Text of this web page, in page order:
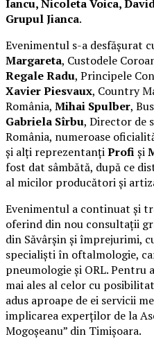
Iancu, Nicoleta Voica,
Grupul Jianca.
Evenimentul s-a desfășurat
Margareta, Custodele
Regale Radu, Principele
Xavier Piesvaux, Country
România, Mihai Spulber,
Gabriela Sîrbu, Director de
România, numeroase
și alți reprezentanțiProfiși
fost dat sâmbătă, după ce
al micilor producători și
Evenimentul a continuat și
oferind din nou consultații
din Săvârșin și împrejurimi,
specialiști în oftalmologie,
pneumologie și ORL.
mai ales al celor cu
adus aproape de ei servicii
implicarea experților de la
Mogoșeanu” din Timișoara.